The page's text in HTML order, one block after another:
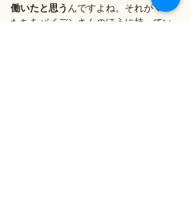
働いたと思う んですよね。それがママ
たちをバイデンさんのほうに持ってい